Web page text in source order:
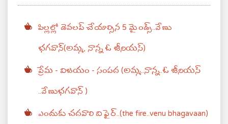
పిల్లల్లో డెవలప్ చేయాల్సిన 5 మైండ్స్..వేణు
భగవాన్(అమ్మ, నాన్న ఓ జీనియస్)
ప్రేమ - విజయం - సంపద (అమ్మ..నాన్న..ఓ జీనియస్
..వేణుభగవాన్ )
ఎందుకు చదవాలి ది ఫైర్..(the fire..venu bhagavaan)